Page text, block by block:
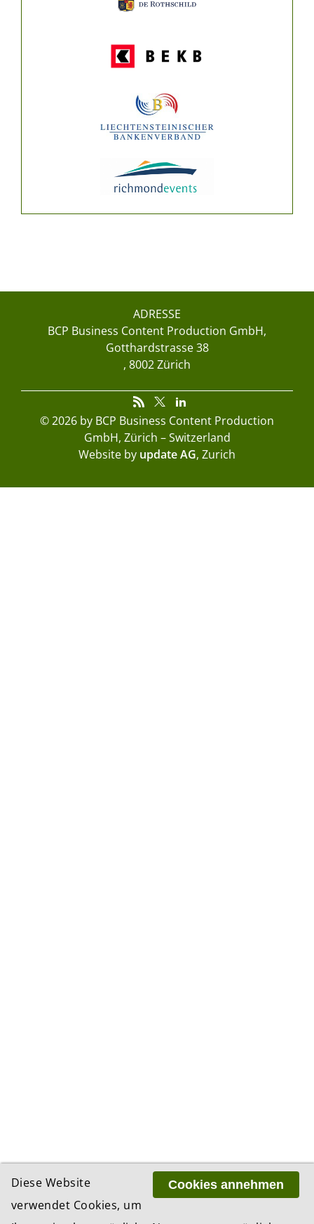
ADRESSE
BCP Business Content Production GmbH
Gotthardstrasse 38
8002 Zürich
© 2026 by BCP Business Content Production
GmbH, Zürich – Switzerland
Website by update AG, Zurich
Cookies annehmen
Diese Website
verwendet Cookies, um